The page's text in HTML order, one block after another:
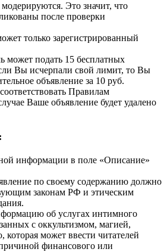
Это значит, что
после проверки
только зарегистрированный
может подать 15 бесплатных
Вы исчерпали свой лимит, то Вы
объявление за 10 руб.
Правилам
Ваше объявление будет удалено
информации в поле «Описание»
по своему содержанию должно
законам РФ и этическим
об услугах интимного
с оккультизмом, магией,
может ввести читателей
финансового или